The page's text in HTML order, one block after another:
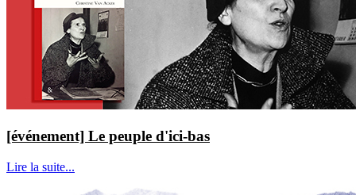
[événement] Le peuple d'ici-bas
Lire la suite...